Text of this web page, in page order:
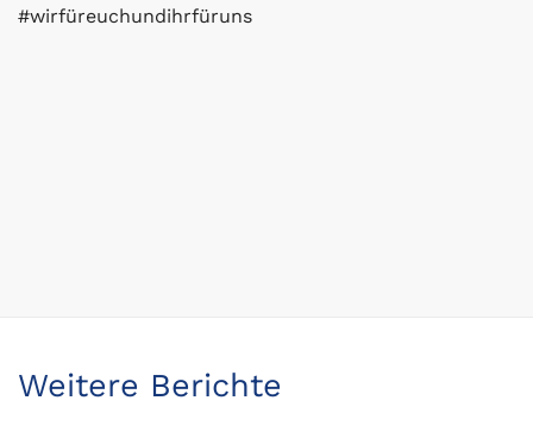
#wirfüreuchundihrfüruns
Weitere Berichte